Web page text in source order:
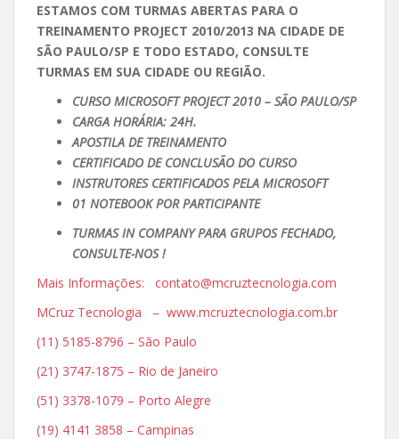
ESTAMOS COM TURMAS ABERTAS PARA O
TREINAMENTO PROJECT 2010/2013 NA CIDADE DE
SÃO PAULO/SP E TODO ESTADO, CONSULTE
TURMAS EM SUA CIDADE OU REGIÃO.
CURSO MICROSOFT PROJECT 2010 – SÃO PAULO/SP
CARGA HORÁRIA: 24H.
APOSTILA DE TREINAMENTO
CERTIFICADO DE CONCLUSÃO DO CURSO
INSTRUTORES CERTIFICADOS PELA MICROSOFT
01 NOTEBOOK POR PARTICIPANTE
TURMAS IN COMPANY PARA GRUPOS FECHADO,
CONSULTE-NOS !
Mais Informações: contato@mcruztecnologia.com
MCruz Tecnologia – www.mcruztecnologia.com.br
(11) 5185-8796 – São Paulo
(21) 3747-1875 – Rio de Janeiro
(51) 3378-1079 – Porto Alegre
(19) 4141 3858 – Campinas